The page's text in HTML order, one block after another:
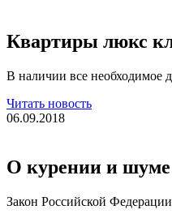
Квартиры люкс
В наличии все необходимое
Читать новость
06.09.2018
О курении и шуме
Закон Российской